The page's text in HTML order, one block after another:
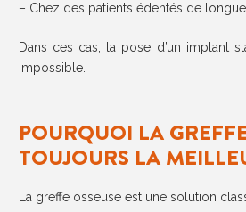
– Chez des patients édentés de longue
Dans ces cas, la pose d’un implant
impossible.
POURQUOI LA
TOUJOURS LA
La greffe osseuse est une solution